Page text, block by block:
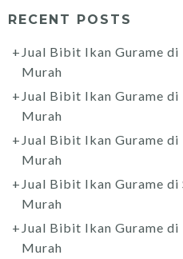
RECENT POSTS
Jual Bibit Ikan Gurame
Murah
Jual Bibit Ikan Gurame
Murah
Jual Bibit Ikan Gurame
Murah
Jual Bibit Ikan Gurame
Murah
Jual Bibit Ikan Gurame
Murah